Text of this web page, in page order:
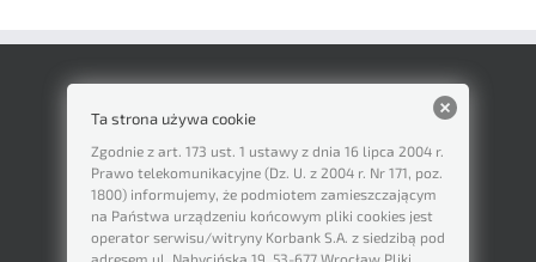
Ta strona używa cookie
Zgodnie z art. 173 ust. 1 ustawy z dnia 16 lipca 2004 r.
Prawo telekomunikacyjne (Dz. U. z 2004 r. Nr 171, poz.
1800) informujemy, że podmiotem zamieszczającym
na Państwa urządzeniu końcowym pliki cookies jest
operator serwisu/witryny Korbank S.A. z siedzibą pod
adresem ul. Nabycińska 19, 53-677 Wrocław Pliki